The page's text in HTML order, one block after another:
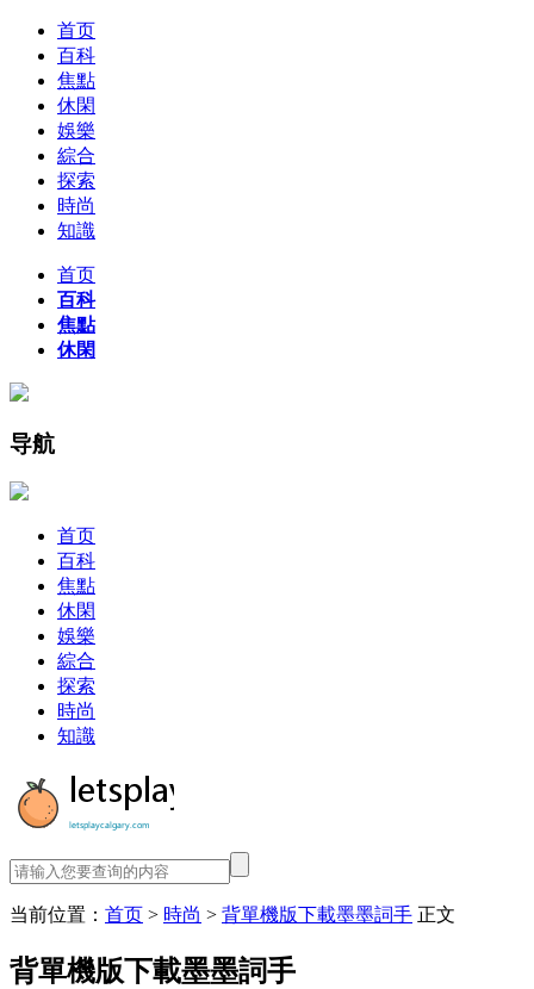
首页
百科
焦點
休閑
娛樂
綜合
探索
時尚
知識
首页
百科
焦點
休閑
导航
首页
百科
焦點
休閑
娛樂
綜合
探索
時尚
知識
当前位置： 首页 > 時尚 > 背單機版下載墨墨詞手 正文
背單機版下載墨墨詞手